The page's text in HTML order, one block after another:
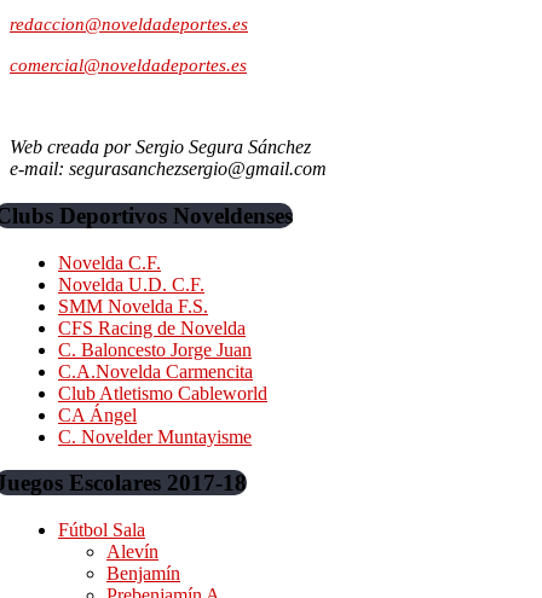
redaccion@noveldadeportes.es
comercial@noveldadeportes.es
Web creada por Sergio Segura Sánchez
e-mail: segurasanchezsergio@gmail.com
Deportivos Noveldenses
Novelda C.F.
Novelda U.D. C.F.
SMM Novelda F.S.
CFS Racing de Novelda
C. Baloncesto Jorge Juan
C.A.Novelda Carmencita
Club Atletismo Cableworld
CA Ángel
C. Novelder Muntayisme
Escolares 2017-18
Fútbol Sala
Alevín
Benjamín